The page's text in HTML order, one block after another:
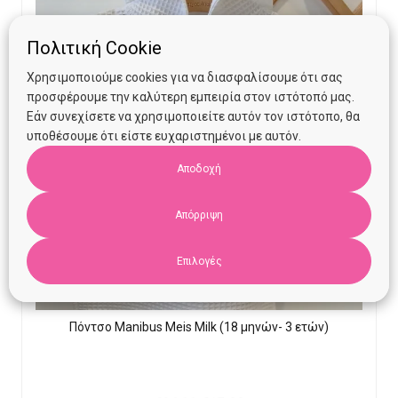
Πόντσο Manibus Meis Milk (18 μηνών- 3 ετών)
Πολιτική Cookie
Χρησιμοποιούμε cookies για να διασφαλίσουμε ότι σας
προσφέρουμε την καλύτερη εμπειρία στον ιστότοπό μας.
Εάν συνεχίσετε να χρησιμοποιείτε αυτόν τον ιστότοπο, θα
υποθέσουμε ότι είστε ευχαριστημένοι με αυτόν.
Αποδοχή
Απόρριψη
Επιλογές